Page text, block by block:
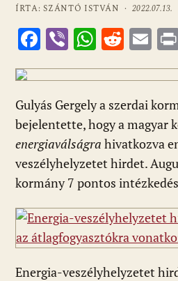
ÍRTA: SZÁNTÓ ISTVÁN ·2022.07.13.
F
ac
e
b
o
o
k
Vi
b
er
W
h
at
s
A
p
p
R
e
d
di
t
E
m
ai
l
Gulyás Gergely a szerdai
bejelentette, hogy a magyar
energiaválságra hivatkozva
veszélyhelyzetet hirdet.
kormány 7 pontos
Energia-veszélyhelyzetet